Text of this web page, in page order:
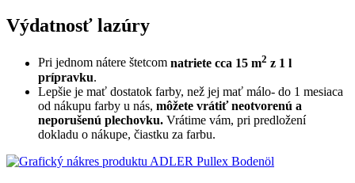
Výdatnosť lazúry
Pri jednom nátere štetcom natriete cca 15 m2 z 1 l
prípravku.
Lepšie je mať dostatok farby, než jej mať málo- do 1 mesiaca
od nákupu farby u nás, môžete vrátiť neotvorenú a
neporušenú plechovku. Vrátime vám, pri predložení
dokladu o nákupe, čiastku za farbu.